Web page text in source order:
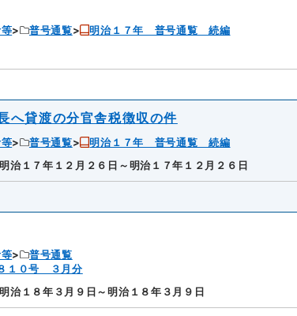
普号通覧
明治１７年 普号通覧 続編
へ貸渡の分官舎税徴収の件
普号通覧
明治１７年 普号通覧 続編
明治１７年１２月２６日～明治１７年１２月２６日
普号通覧
１０号 ３月分
明治１８年３月９日～明治１８年３月９日